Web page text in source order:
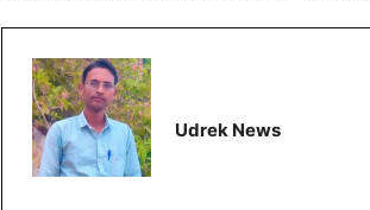
Udrek News